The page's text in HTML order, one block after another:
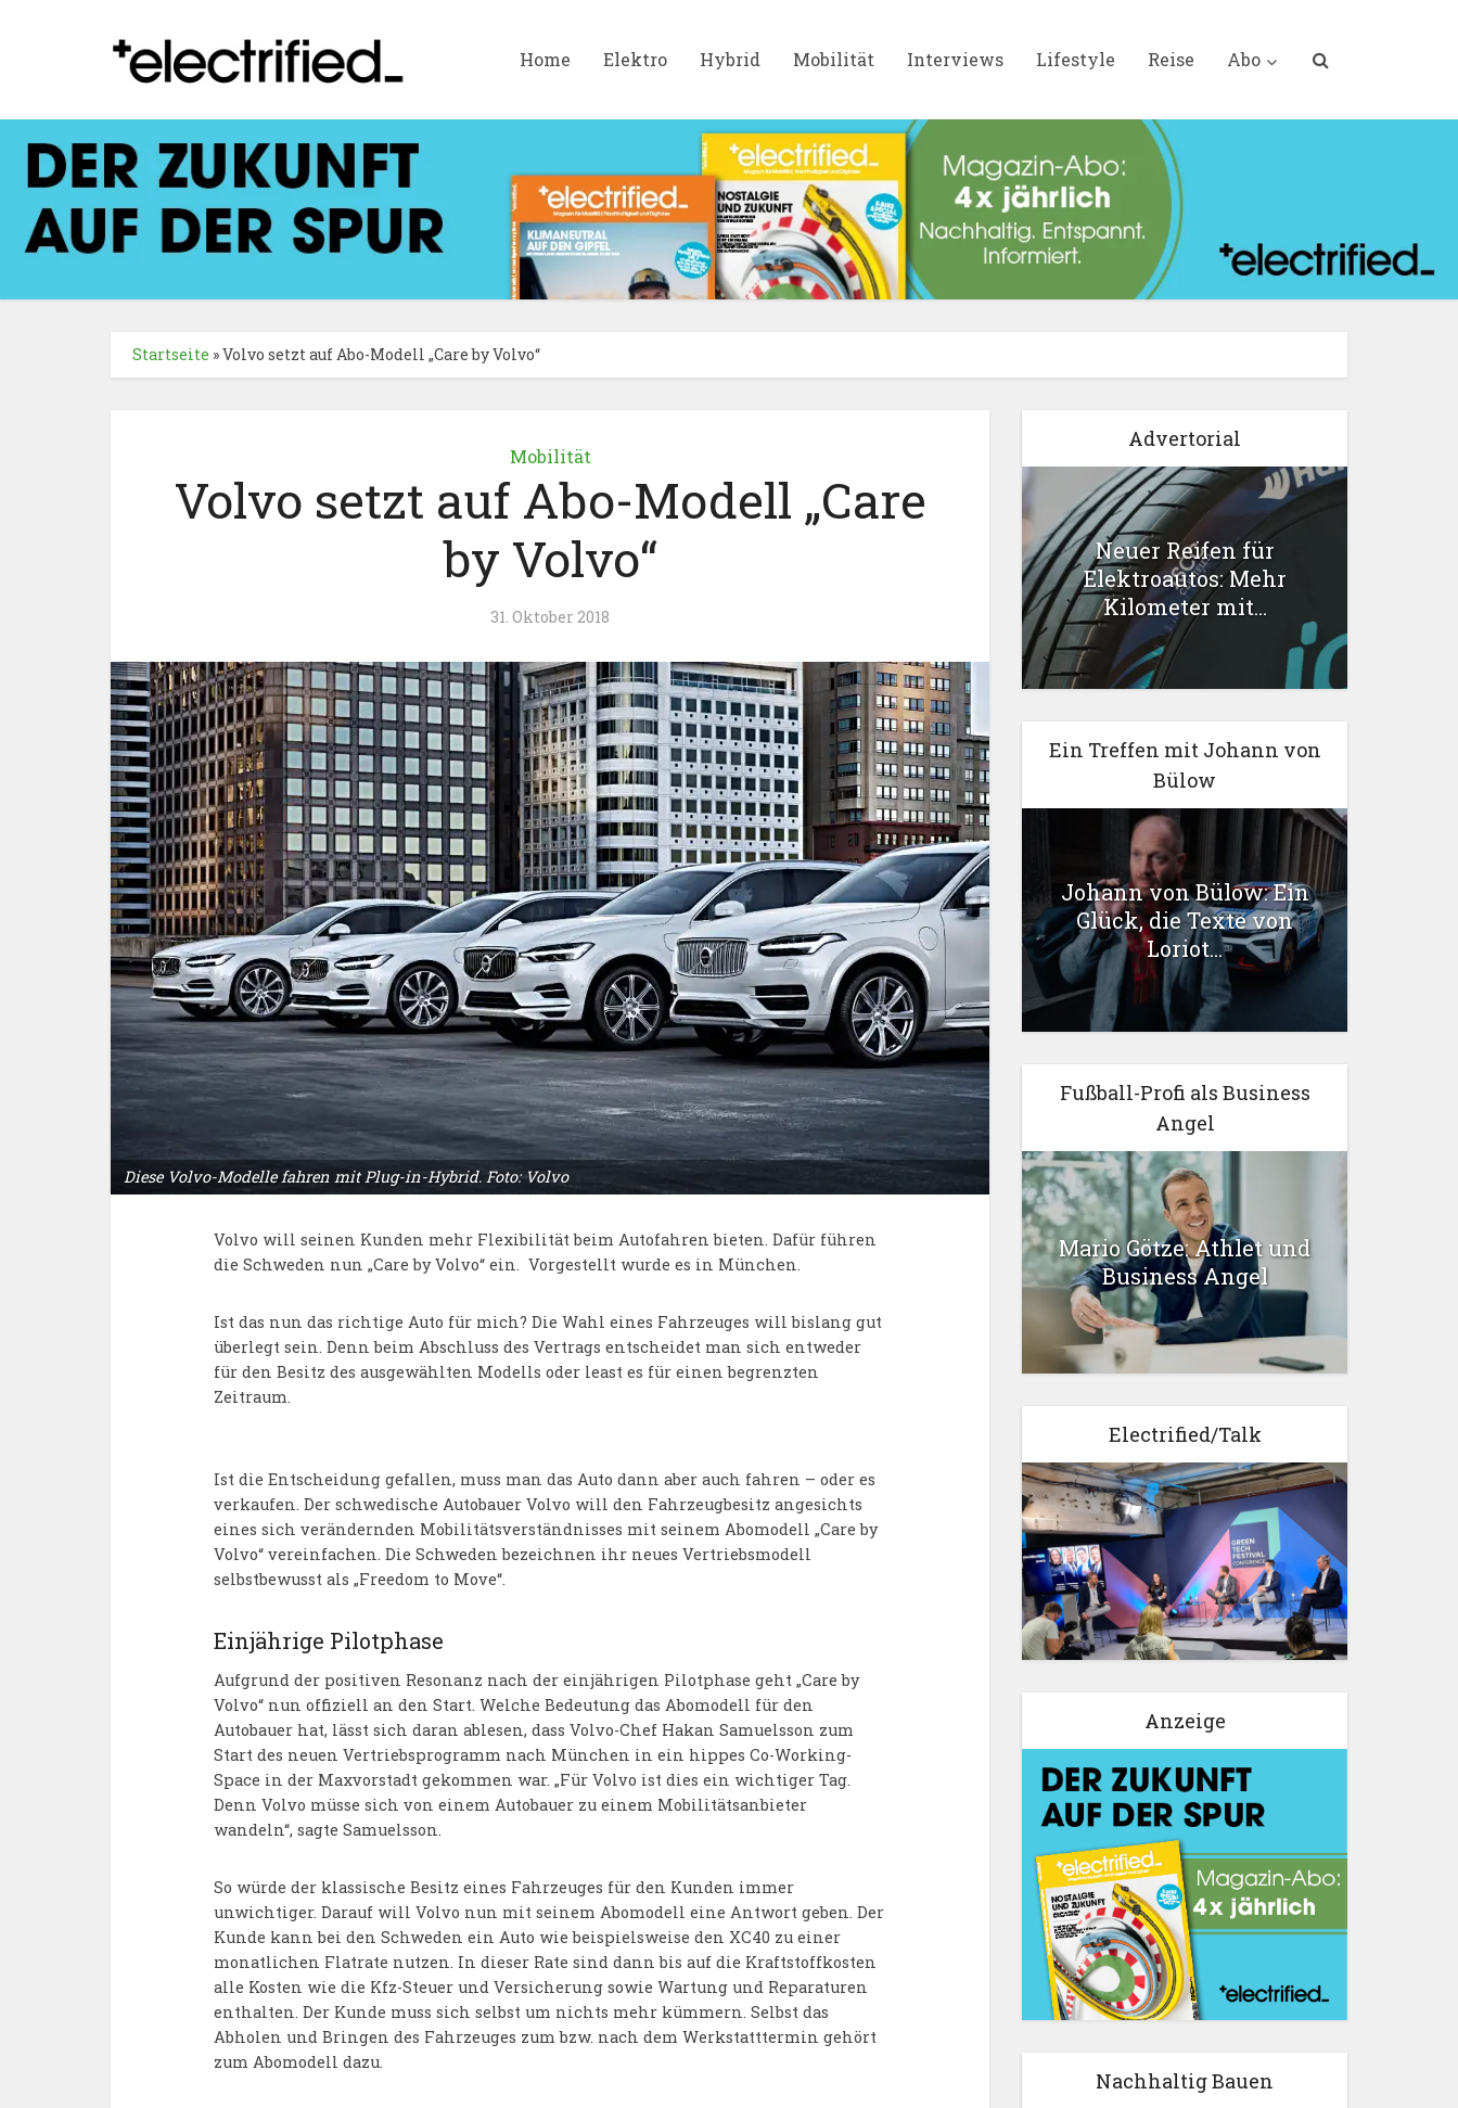
Home Elektro Hybrid Mobilität Interviews Lifestyle Reise Abo
Startseite »Volvo setzt auf Abo-Modell „Care by Volvo“
Mobilität
Volvo setzt auf Abo-Modell „Care
by Volvo“
31. Oktober 2018
Diese Volvo-Modelle fahren mit Plug-in-Hybrid. Foto: Volvo
Volvo will seinen Kunden mehr Flexibilität beim Autofahren bieten. Dafür führen
die Schweden nun „Care by Volvo“ ein. Vorgestellt wurde es in München.
Ist das nun das richtige Auto für mich? Die Wahl eines Fahrzeuges will bislang gut
überlegt sein. Denn beim Abschluss des Vertrags entscheidet man sich entweder
für den Besitz des ausgewählten Modells oder least es für einen begrenzten
Zeitraum.
Ist die Entscheidung gefallen, muss man das Auto dann aber auch fahren – oder es
verkaufen. Der schwedische Autobauer Volvo will den Fahrzeugbesitz angesichts
eines sich verändernden Mobilitätsverständnisses mit seinem Abomodell „Care by
Volvo“ vereinfachen. Die Schweden bezeichnen ihr neues Vertriebsmodell
selbstbewusst als „Freedom to Move“.
Einjährige Pilotphase
Aufgrund der positiven Resonanz nach der einjährigen Pilotphase geht „Care by
Volvo“ nun offiziell an den Start. Welche Bedeutung das Abomodell für den
Autobauer hat, lässt sich daran ablesen, dass Volvo-Chef Hakan Samuelsson zum
Start des neuen Vertriebsprogramm nach München in ein hippes Co-Working-
Space in der Maxvorstadt gekommen war. „Für Volvo ist dies ein wichtiger Tag.
Denn Volvo müsse sich von einem Autobauer zu einem Mobilitätsanbieter
wandeln“, sagte Samuelsson.
So würde der klassische Besitz eines Fahrzeuges für den Kunden immer
unwichtiger. Darauf will Volvo nun mit seinem Abomodell eine Antwort geben. Der
Kunde kann bei den Schweden ein Auto wie beispielsweise den XC40 zu einer
monatlichen Flatrate nutzen. In dieser Rate sind dann bis auf die Kraftstoffkosten
alle Kosten wie die Kfz-Steuer und Versicherung sowie Wartung und Reparaturen
enthalten. Der Kunde muss sich selbst um nichts mehr kümmern. Selbst das
Abholen und Bringen des Fahrzeuges zum bzw. nach dem Werkstatttermin gehört
zum Abomodell dazu.
Advertorial
Neuer Reifen für
Elektroautos: Mehr
Kilometer mit...
Ein Treffen mit Johann von
Bülow
Johann von Bülow: Ein
Glück, die Texte von
Loriot...
Fußball-Profi als Business
Angel
Mario Götze: Athlet und
Business Angel
Electrified/Talk
Anzeige
Nachhaltig Bauen